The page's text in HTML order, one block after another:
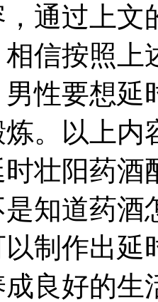
通过上文
信按照上
性要想
。以上
壮阳药
知道药酒
制作出延
良好的